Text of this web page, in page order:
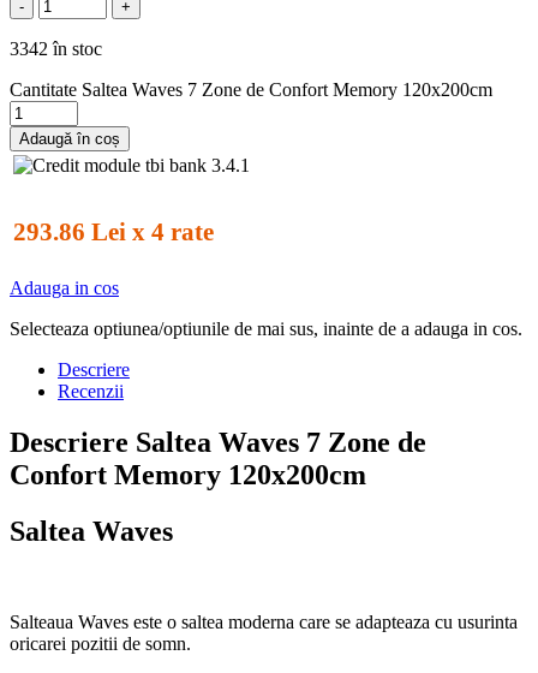
- +
3342 în stoc
Cantitate Saltea Waves 7 Zone de Confort Memory 120x200cm
Adaugă în coș
293.86 Lei x 4 rate
Adauga in cos
Selecteaza optiunea/optiunile de mai sus, inainte de a adauga in cos.
Descriere
Recenzii
Descriere Saltea Waves 7 Zone de
Confort Memory 120x200cm
Saltea Waves
Salteaua Waves este o saltea moderna care se adapteaza cu usurinta
oricarei pozitii de somn.